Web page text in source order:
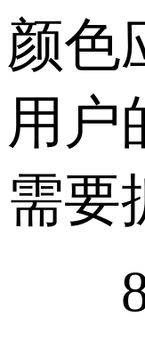
颜色
用户
需要
8